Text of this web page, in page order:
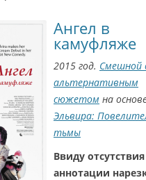
Ангел в
камуфляже
2015 год. Смешной
альтернативным
сюжетом на
Эльвира:
тьмы
Ввиду отсутствия
аннотации